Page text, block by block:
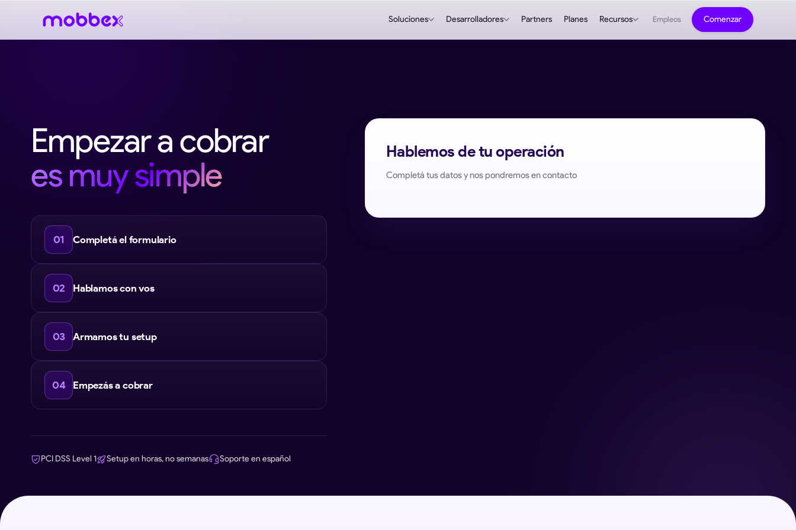
Soluciones Desarrolladores Partners Planes Recursos Empleos Comenzar
Empezar a cobrar
es muy simple
01 Completá el formulario
02 Hablamos con vos
03 Armamos tu setup
04 Empezás a cobrar
PCI DSS Level 1 Setup en horas, no semanas Soporte en español
Hablemos de tu operación
Completá tus datos y nos pondremos en contacto